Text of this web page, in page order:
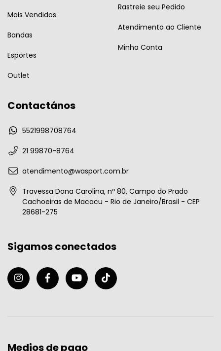
Mais Vendidos
Bandas
Esportes
Outlet
Rastreie seu Pedido
Atendimento ao Cliente
Minha Conta
Contactános
5521998708764
21 99870-8764
atendimento@wasport.com.br
Travessa Dona Carolina, nº 80, Campo do Prado
Cachoeiras de Macacu - Rio de Janeiro/Brasil - CEP
28681-275
Sigamos conectados
Medios de pago